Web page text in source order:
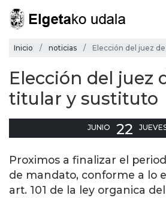
Inicio noticias Elección del juez
Elección del juez
titular y sustituto
JUNIO 22
Proximos a finalizar el
de mandato, conforme a lo
art. 101 de la ley organica